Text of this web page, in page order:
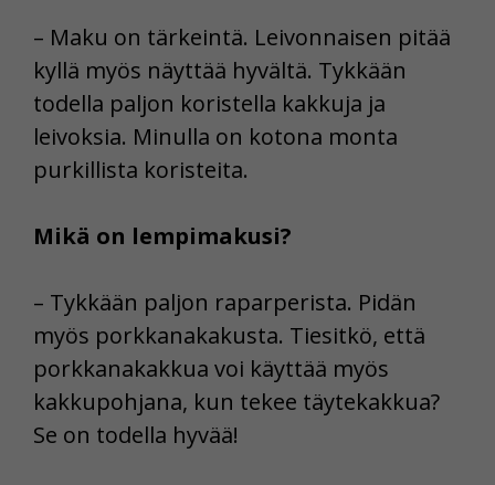
– Maku on tärkeintä. Leivonnaisen pitää
kyllä myös näyttää hyvältä. Tykkään
todella paljon koristella kakkuja ja
leivoksia. Minulla on kotona monta
purkillista koristeita.
Mikä on lempimakusi?
– Tykkään paljon raparperista. Pidän
myös porkkanakakusta. Tiesitkö, että
porkkanakakkua voi käyttää myös
kakkupohjana, kun tekee täytekakkua?
Se on todella hyvää!